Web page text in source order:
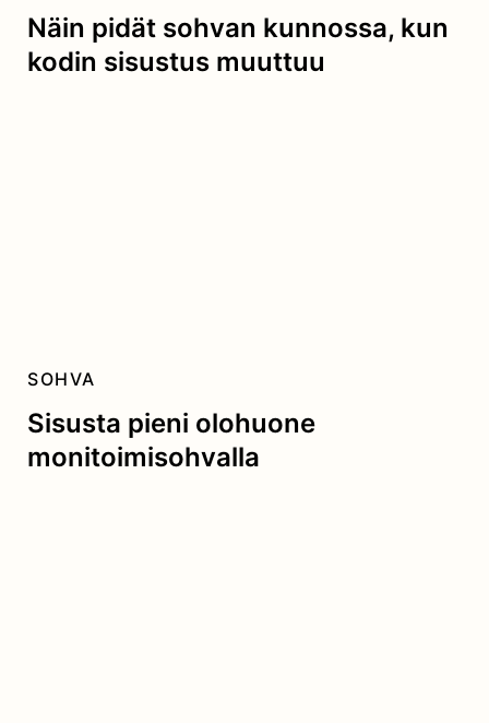
Näin pidät sohvan kunnossa, kun
kodin sisustus muuttuu
Sisusta pieni olohuone
monitoimisohvalla
SOHVA